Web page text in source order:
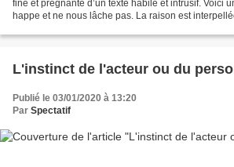
fine et prégnante d’un texte habile et intrusif. Voici
happe et ne nous lâche pas. La raison est
L'instinct de l'acteur ou du
Publié le 03/01/2020 à 13:20
Par Spectatif